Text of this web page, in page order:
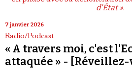
d'État ».
7 janvier 2026
Radio/Podcast
« A travers moi, c'est
attaquée » - [Réveillez-